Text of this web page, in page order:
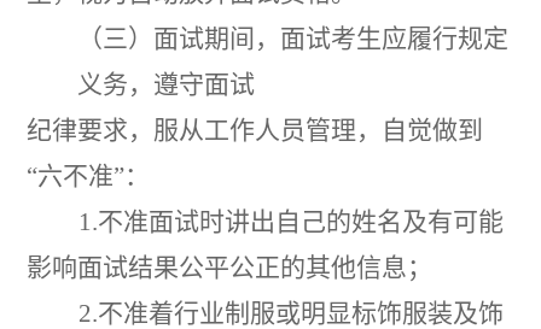
（三） 面试期间 ， 面试考生应履行规定
义务， 遵守面试
纪律要求， 服从工作人员管理，
自觉做到
“六不准”：
1.不准面试时讲出自己的姓名及有可能
影响面试结果公平公正的其他信息 ；
2.不准着行业制服或明显标饰服装及饰